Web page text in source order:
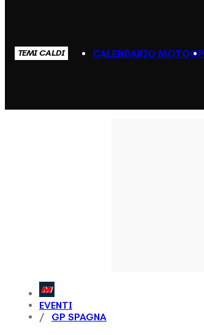
TEMI CALDI CALENDARIO MOTOGP
EVENTI
GP SPAGNA